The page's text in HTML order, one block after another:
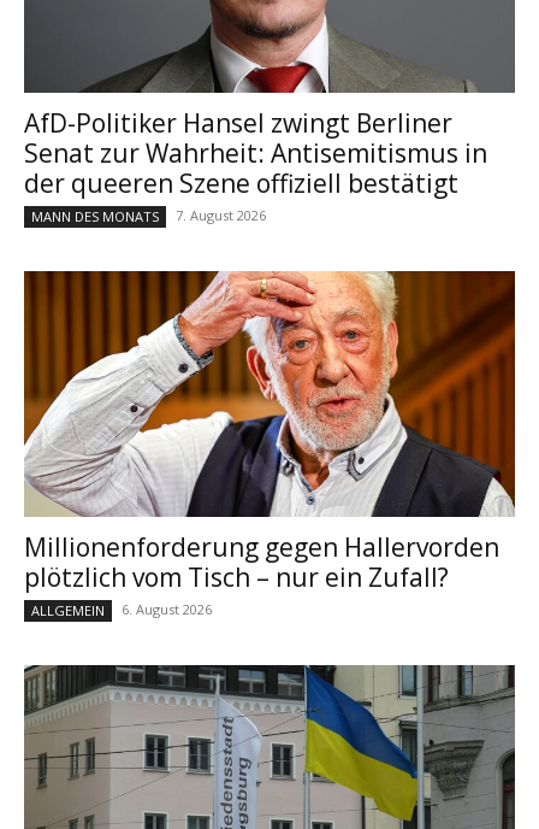
AfD-Politiker Hansel zwingt Berliner
Senat zur Wahrheit: Antisemitismus in
der queeren Szene offiziell bestätigt
MANN DES MONATS 7. August 2026
Millionenforderung gegen Hallervorden
plötzlich vom Tisch – nur ein Zufall?
ALLGEMEIN 6. August 2026